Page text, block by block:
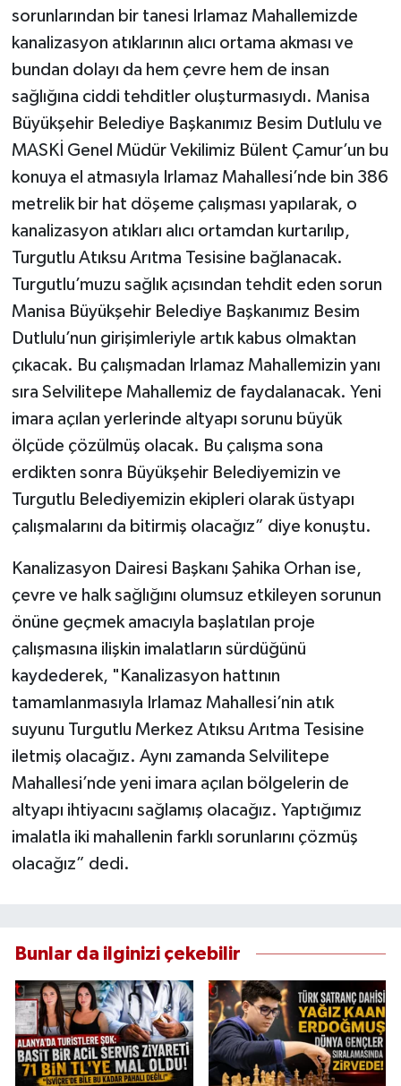
sorunlarından bir tanesi Irlamaz Mahallemizde
kanalizasyon atıklarının alıcı ortama akması ve
bundan dolayı da hem çevre hem de insan
sağlığına ciddi tehditler oluşturmasıydı. Manisa
Büyükşehir Belediye Başkanımız Besim Dutlulu ve
MASKİ Genel Müdür Vekilimiz Bülent Çamur’un bu
konuya el atmasıyla Irlamaz Mahallesi’nde bin 386
metrelik bir hat döşeme çalışması yapılarak, o
kanalizasyon atıkları alıcı ortamdan kurtarılıp,
Turgutlu Atıksu Arıtma Tesisine bağlanacak.
Turgutlu’muzu sağlık açısından tehdit eden sorun
Manisa Büyükşehir Belediye Başkanımız Besim
Dutlulu’nun girişimleriyle artık kabus olmaktan
çıkacak. Bu çalışmadan Irlamaz Mahallemizin yanı
sıra Selvilitepe Mahallemiz de faydalanacak. Yeni
imara açılan yerlerinde altyapı sorunu büyük
ölçüde çözülmüş olacak. Bu çalışma sona
erdikten sonra Büyükşehir Belediyemizin ve
Turgutlu Belediyemizin ekipleri olarak üstyapı
çalışmalarını da bitirmiş olacağız” diye konuştu.
Kanalizasyon Dairesi Başkanı Şahika Orhan ise,
çevre ve halk sağlığını olumsuz etkileyen sorunun
önüne geçmek amacıyla başlatılan proje
çalışmasına ilişkin imalatların sürdüğünü
kaydederek, "Kanalizasyon hattının
tamamlanmasıyla Irlamaz Mahallesi’nin atık
suyunu Turgutlu Merkez Atıksu Arıtma Tesisine
iletmiş olacağız. Aynı zamanda Selvilitepe
Mahallesi’nde yeni imara açılan bölgelerin de
altyapı ihtiyacını sağlamış olacağız. Yaptığımız
imalatla iki mahallenin farklı sorunlarını çözmüş
olacağız” dedi.
Bunlar da ilginizi çekebilir